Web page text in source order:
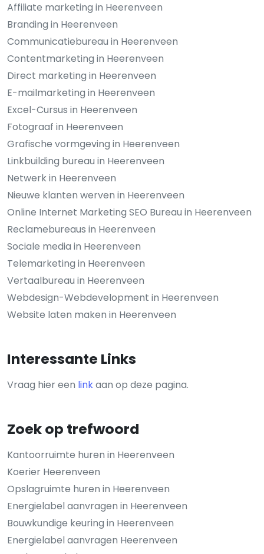
Affiliate marketing in Heerenveen
Branding in Heerenveen
Communicatiebureau in Heerenveen
Contentmarketing in Heerenveen
Direct marketing in Heerenveen
E-mailmarketing in Heerenveen
Excel-Cursus in Heerenveen
Fotograaf in Heerenveen
Grafische vormgeving in Heerenveen
Linkbuilding bureau in Heerenveen
Netwerk in Heerenveen
Nieuwe klanten werven in Heerenveen
Online Internet Marketing SEO Bureau in Heerenveen
Reclamebureaus in Heerenveen
Sociale media in Heerenveen
Telemarketing in Heerenveen
Vertaalbureau in Heerenveen
Webdesign-Webdevelopment in Heerenveen
Website laten maken in Heerenveen
Interessante Links
Vraag hier een linkaan op deze pagina.
Zoek op trefwoord
Kantoorruimte huren in Heerenveen
Koerier Heerenveen
Opslagruimte huren in Heerenveen
Energielabel aanvragen in Heerenveen
Bouwkundige keuring in Heerenveen
Energielabel aanvragen Heerenveen